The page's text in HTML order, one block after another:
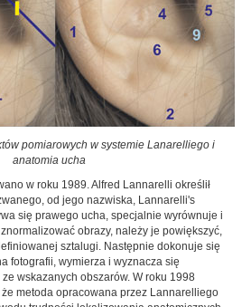
pomiarowych w systemie Lanarelliego i
anatomia ucha
w roku 1989. Alfred Lannarelli określił
od jego nazwiska, Lannarelli's
się prawego ucha, specjalnie wyrównuje i
obrazy, należy je powiększyć,
sztalugi. Następnie dokonuje się
fotografii, wymierza i wyznacza się
wskazanych obszarów. W roku 1998
metoda opracowana przez Lannarelliego